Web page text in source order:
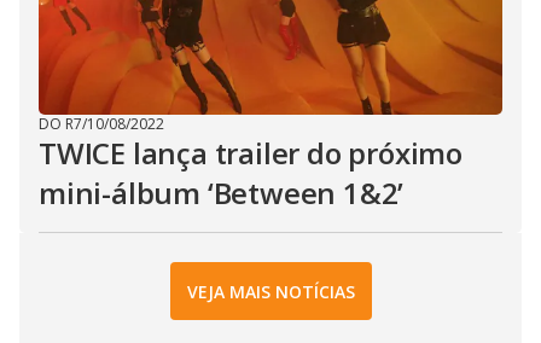
DO R7/10/08/2022
TWICE lança trailer do próximo
mini-álbum ‘Between 1&2’
VEJA MAIS NOTÍCIAS